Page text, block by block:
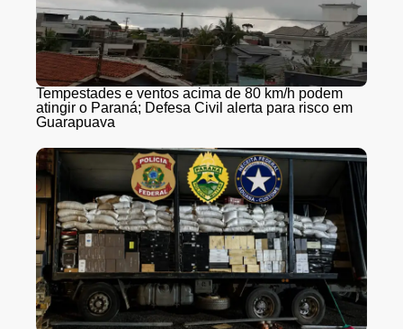
Tempestades e ventos acima de 80 km/h podem
atingir o Paraná; Defesa Civil alerta para risco em
Guarapuava